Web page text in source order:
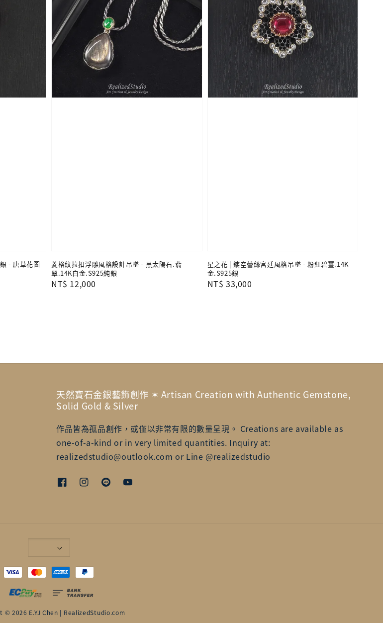
- 唐草花圖
菱格紋拉扣浮雕風格設計吊墜 - 黑太陽石.翡
翠.14K白金.S925純銀
Regular
NT$ 12,000
星之花 | 鏤空蕾絲宮廷風格吊墜 - 粉紅碧璽.14K
金.S925銀
Regular
NT$ 33,000
天然寶石金銀藝飾創作 ✶ Artisan Creation with Authentic Gemstone,
Solid Gold & Silver
作品皆為孤品創作，或僅以非常有限的數量呈現。 Creations are available as
one-of-a-kind or in very limited quantities. Inquiry at:
realizedstudio@outlook.com or Line @realizedstudio
© 2026 E.YJ Chen | RealizedStudio.com